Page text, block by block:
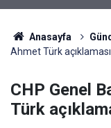
Anasayfa
Ahmet Türk açıklaması
CHP Genel
Türk